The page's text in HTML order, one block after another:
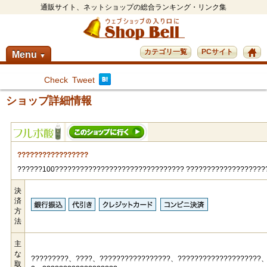
通販サイト、ネットショップの総合ランキング・リンク集
Menu ▼ PCサイト
カテゴリ一覧
Check Tweet
ショップ詳細情報
?????????????????
??????100???????????????????????????????
決
済
方
法
主
な
取
?????????、????、?????????????????、????????????????????